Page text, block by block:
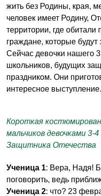
жить без Родины, края,
человек имеет Родину,
территории, где обитали
граждане, которые
Сейчас девочки нашего 3
школьников, будущих
праздником. Они
интересное выступление.
Короткая
мальчиков девочками 3-
Защитника Отечества
Ученица 1: Вера, Надя!
поговорить, ведь
Ученица 2: что? 23